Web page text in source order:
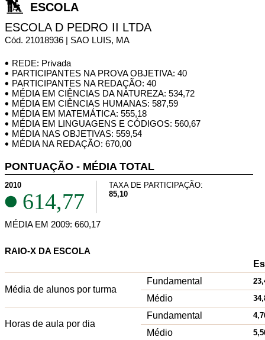
ESCOLA
ESCOLA D PEDRO II LTDA
Cód. 21018936 | SAO LUIS, MA
REDE: Privada
PARTICIPANTES NA PROVA OBJETIVA: 40
PARTICIPANTES NA REDAÇÃO: 40
MÉDIA EM CIÊNCIAS DA NATUREZA: 534,72
MÉDIA EM CIÊNCIAS HUMANAS: 587,59
MÉDIA EM MATEMÁTICA: 555,18
MÉDIA EM LINGUAGENS E CÓDIGOS: 560,67
MÉDIA NAS OBJETIVAS: 559,54
MÉDIA NA REDAÇÃO: 670,00
PONTUAÇÃO - MÉDIA TOTAL
2010
614,77
TAXA DE PARTICIPAÇÃO:
85,10
MÉDIA EM 2009: 660,17
RAIO-X DA ESCOLA
Média de alunos por turma
Fundamental
Médio
Horas de aula por dia
Fundamental
Médio